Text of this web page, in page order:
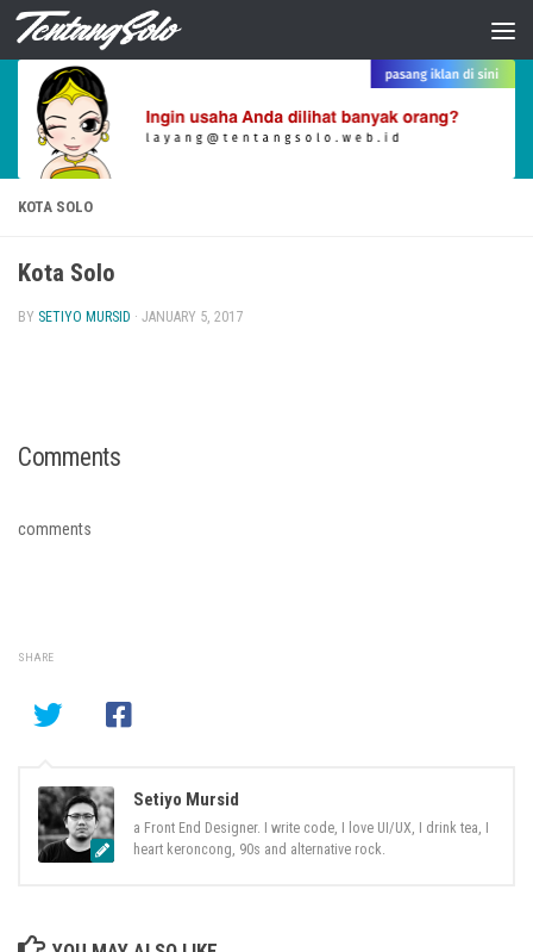
Skip to content
KOTA SOLO
Kota Solo
BY SETIYO MURSID · JANUARY 5, 2017
Comments
comments
SHARE
Setiyo Mursid
a Front End Designer. I write code, I love UI/UX, I drink tea, I
heart keroncong, 90s and alternative rock.